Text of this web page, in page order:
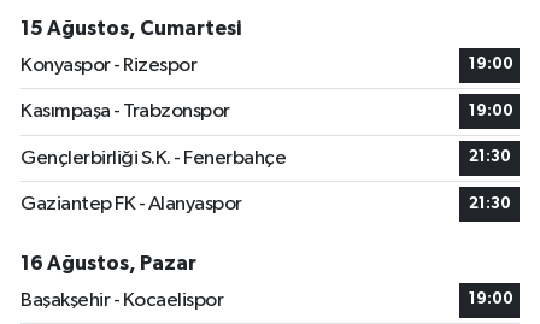
15 Ağustos, Cumartesi
Konyaspor - Rizespor
19:00
Kasımpaşa - Trabzonspor 19:00
Gençlerbirliği S.K. - Fenerbahçe 21:30
Gaziantep FK - Alanyaspor 21:30
16 Ağustos, Pazar
Başakşehir - Kocaelispor
19:00